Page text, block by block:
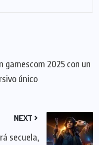
gamescom 2025 con un
único
NEXT
secuela,